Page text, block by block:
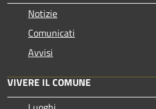
Notizie
Comunicati
Avvisi
VIVERE IL COMUNE